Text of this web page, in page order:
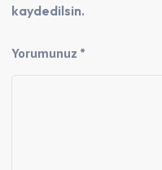
kaydedilsin.
Yorumunuz *